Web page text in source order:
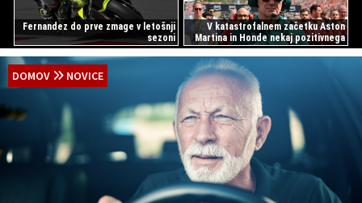
Fernandez do prve zmage v letošnji
sezoni
V katastrofalnem začetku Aston
Martina in Honde nekaj pozitivnega
DOMOV NOVICE